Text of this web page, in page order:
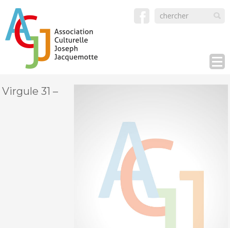
Virgule 31 –